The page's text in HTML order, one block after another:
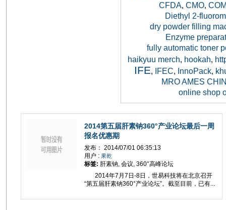
CFDA, CMO,
Diethyl 2-
dry powder filling
Enzyme
fully automatic toner
haikyuu merch, hookah,
IFE, IFEC, InnoPack,
MRO AMES
online shop
2014第五届肝素钠360°产业论坛最后一周
报名优惠期
发布： 2014/07/01 06:35:13
用户 : 果乾
标签: 肝素钠, 会议, 360°高峰论坛
2014年7月7日-8日，世易科技将在北京召开
“第五届肝素钠360°产业论坛”。截至目前，已有...